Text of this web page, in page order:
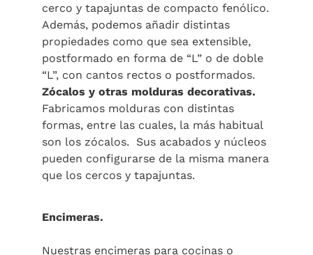
cerco y tapajuntas de compacto fenólico.
Además, podemos añadir distintas
propiedades como que sea extensible,
postformado en forma de “L” o de doble
“L”, con cantos rectos o postformados.
Zócalos y otras molduras decorativas.
Fabricamos molduras con distintas
formas, entre las cuales, la más habitual
son los zócalos. Sus acabados y núcleos
pueden configurarse de la misma manera
que los cercos y tapajuntas.
Encimeras.
Nuestras encimeras para cocinas o